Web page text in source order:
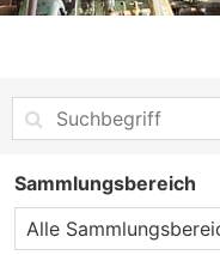
Sammlungsbereich